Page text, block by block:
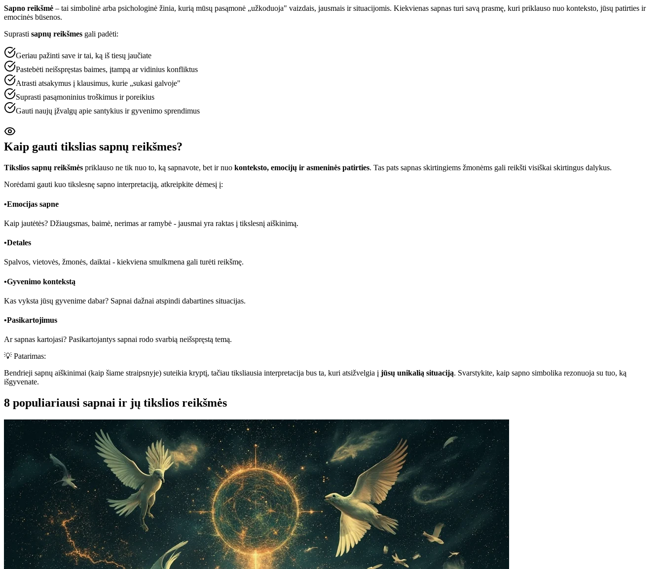
Sapno reikšmė – tai simbolinė arba psichologinė žinia, kurią mūsų pasąmonė „užkoduoja" vaizdais, jausmais ir situacijomis. Kiekvienas sapnas turi savą prasmę, kuri priklauso nuo konteksto, jūsų patirties ir
emocinės būsenos.
Suprasti sapnų reikšmes gali padėti:
Geriau pažinti save ir tai, ką iš tiesų jaučiate
Pastebėti neišspręstas baimes, įtampą ar vidinius konfliktus
Atrasti atsakymus į klausimus, kurie „sukasi galvoje"
Suprasti pasąmoninius troškimus ir poreikius
Gauti naujų įžvalgų apie santykius ir gyvenimo sprendimus
Kaip gauti tikslias sapnų reikšmes?
Tikslios sapnų reikšmės priklauso ne tik nuo to, ką sapnavote, bet ir nuo konteksto, emocijų ir asmeninės patirties. Tas pats sapnas skirtingiems žmonėms gali reikšti visiškai skirtingus dalykus.
Norėdami gauti kuo tikslesnę sapno interpretaciją, atkreipkite dėmesį į:
•Emocijas sapne
Kaip jautėtės? Džiaugsmas, baimė, nerimas ar ramybė - jausmai yra raktas į tikslesnį aiškinimą.
•Detales
Spalvos, vietovės, žmonės, daiktai - kiekviena smulkmena gali turėti reikšmę.
•Gyvenimo kontekstą
Kas vyksta jūsų gyvenime dabar? Sapnai dažnai atspindi dabartines situacijas.
•Pasikartojimus
Ar sapnas kartojasi? Pasikartojantys sapnai rodo svarbią neišspręstą temą.
💡 Patarimas:
Bendrieji sapnų aiškinimai (kaip šiame straipsnyje) suteikia kryptį, tačiau tiksliausia interpretacija bus ta, kuri atsižvelgia į jūsų unikalią situaciją. Svarstykite, kaip sapno simbolika rezonuoja su tuo, ką
išgyvenate.
8 populiariausi sapnai ir jų tikslios reikšmės